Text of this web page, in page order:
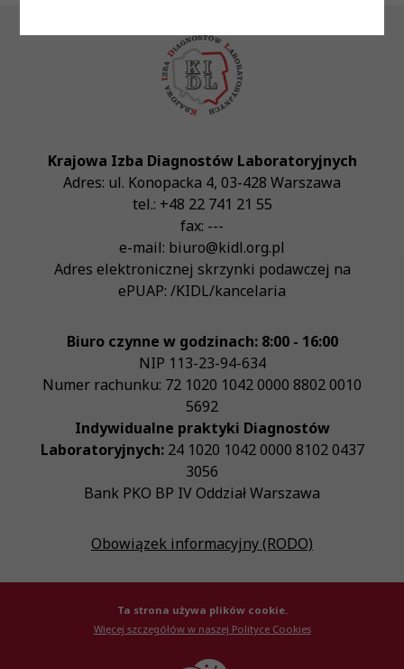
Krajowa Izba Diagnostów Laboratoryjnych
Adres: ul. Konopacka 4, 03-428 Warszawa
tel.: +48 22 741 21 55
fax: ---
e-mail: biuro@kidl.org.pl
Adres elektronicznej skrzynki podawczej na
ePUAP: /KIDL/kancelaria
Biuro czynne w godzinach: 8:00 - 16:00
NIP 113-23-94-634
Numer rachunku: 72 1020 1042 0000 8802 0010
5692
Indywidualne praktyki Diagnostów
Laboratoryjnych:24 1020 1042 0000 8102 0437
3056
Bank PKO BP IV Oddział Warszawa
Obowiązek informacyjny (RODO)
© Krajowa Izba Diagnostów Laboratoryjnych 2026
Ta strona używa plików cookie.
Więcej szczegółów w naszej Polityce Cookies